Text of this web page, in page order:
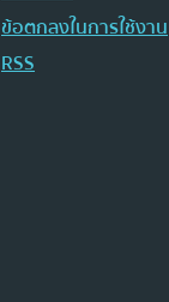
ข้อตกลงในการใช้งาน
RSS